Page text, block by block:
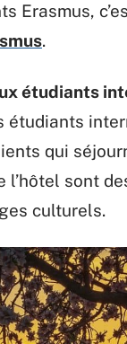
Erasmus,
.
étudiants
étudiants
qui
sont
culturels.